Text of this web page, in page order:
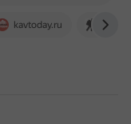
kavtoday.ru